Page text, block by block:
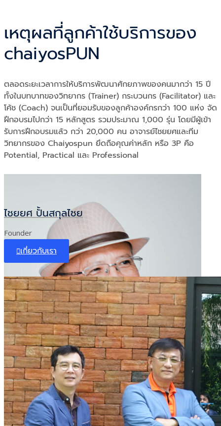
เหตุผลที่ลูกค้าใช้บริการของ
chaiyosPUN
ตลอดระยะเวลาการให้บริการพัฒนาศักยภาพของคนมากว่า 15 ปี
ทั้งในบทบาทของวิทยากร (Trainer) กระบวนกร (Facilitator) และ
โค้ช (Coach) จนเป็นที่ยอมรับของลูกค้าองค์กรกว่า 100 แห่ง จัด
ฝึกอบรมไปกว่า 15 หลักสูตร รวมประมาณ 1,000 รุ่น โดยมีผู้เข้า
รับการฝึกอบรมแล้ว กว่า 20,000 คน อาจารย์ไชยยศและทีม
วิทยากรของ Chaiyospun ยึดถือคุณค่าหลัก หรือ 3P คือ
Potential, Practical และ Professional
ไชยยศ ปั้นสกุลไชย
Founder
เกี่ยวกับเรา